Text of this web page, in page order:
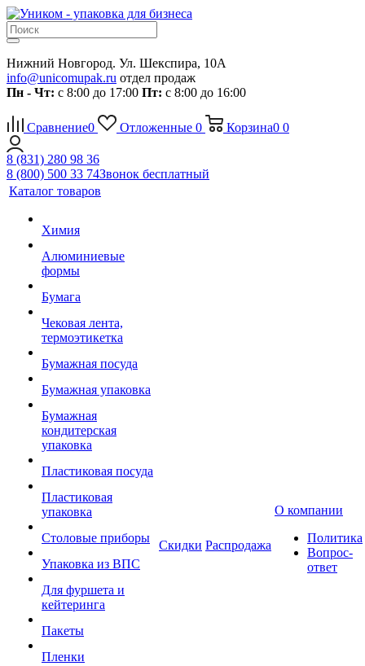
Нижний Новгород. Ул. Шекспира, 10А
info@unicomupak.ru отдел продаж
Пн - Чт: с 8:00 до 17:00 Пт: с 8:00 до 16:00
Сравнение0 Отложенные 0 Корзина0 0
8 (831) 280 98 36
8 (800) 500 33 74Звонок бесплатный
Каталог товаров
Химия
Алюминиевые
формы
Бумага
Чековая лента,
термоэтикетка
Бумажная посуда
Бумажная упаковка
Бумажная
кондитерская
упаковка
Пластиковая посуда
Пластиковая
упаковка
Столовые приборы
Упаковка из ВПС
Для фуршета и
кейтеринга
Пакеты
Пленки
Скидки Распродажа
О компании
Политика
Вопрос-
ответ